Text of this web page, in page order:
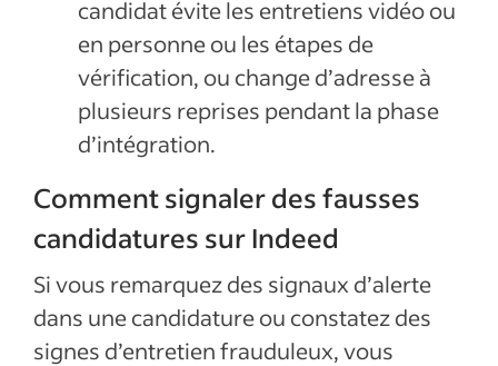
candidat évite les entretiens vidéo ou
en personne ou les étapes de
vérification, ou change d’adresse à
plusieurs reprises pendant la phase
d’intégration.
Comment signaler des fausses
candidatures sur Indeed
Si vous remarquez des signaux d’alerte
dans une candidature ou constatez des
signes d’entretien frauduleux, vous